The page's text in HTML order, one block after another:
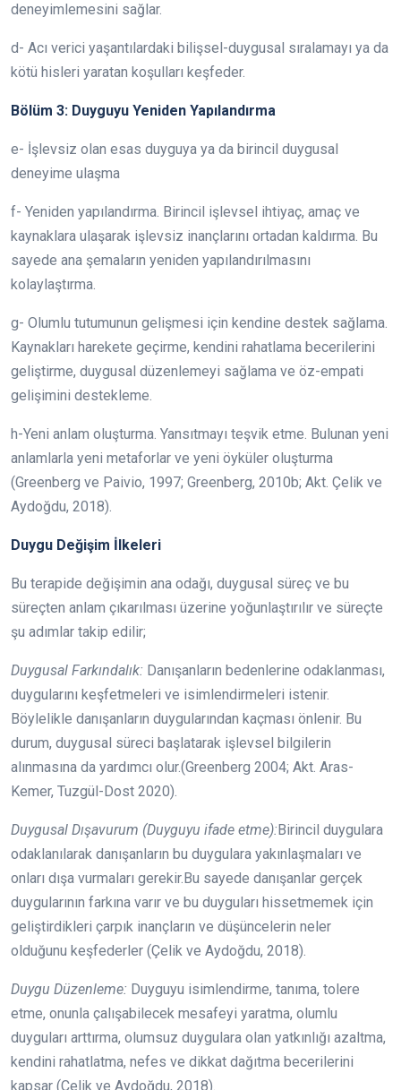
deneyimlemesini sağlar.
d- Acı verici yaşantılardaki bilişsel-duygusal sıralamayı ya da
kötü hisleri yaratan koşulları keşfeder.
Bölüm 3: Duyguyu Yeniden Yapılandırma
e- İşlevsiz olan esas duyguya ya da birincil duygusal
deneyime ulaşma
f- Yeniden yapılandırma. Birincil işlevsel ihtiyaç, amaç ve
kaynaklara ulaşarak işlevsiz inançlarını ortadan kaldırma. Bu
sayede ana şemaların yeniden yapılandırılmasını
kolaylaştırma.
g- Olumlu tutumunun gelişmesi için kendine destek sağlama.
Kaynakları harekete geçirme, kendini rahatlama becerilerini
geliştirme, duygusal düzenlemeyi sağlama ve öz-empati
gelişimini destekleme.
h-Yeni anlam oluşturma. Yansıtmayı teşvik etme. Bulunan yeni
anlamlarla yeni metaforlar ve yeni öyküler oluşturma
(Greenberg ve Paivio, 1997; Greenberg, 2010b; Akt. Çelik ve
Aydoğdu, 2018).
Duygu Değişim İlkeleri
Bu terapide değişimin ana odağı, duygusal süreç ve bu
süreçten anlam çıkarılması üzerine yoğunlaştırılır ve süreçte
şu adımlar takip edilir;
Duygusal Farkındalık: Danışanların bedenlerine odaklanması,
duygularını keşfetmeleri ve isimlendirmeleri istenir.
Böylelikle danışanların duygularından kaçması önlenir. Bu
durum, duygusal süreci başlatarak işlevsel bilgilerin
alınmasına da yardımcı olur.(Greenberg 2004; Akt. Aras-
Kemer, Tuzgül-Dost 2020).
Duygusal Dışavurum (Duyguyu ifade etme): Birincil duygulara
odaklanılarak danışanların bu duygulara yakınlaşmaları ve
onları dışa vurmaları gerekir.Bu sayede danışanlar gerçek
duygularının farkına varır ve bu duyguları hissetmemek için
geliştirdikleri çarpık inançların ve düşüncelerin neler
olduğunu keşfederler (Çelik ve Aydoğdu, 2018).
Duygu Düzenleme: Duyguyu isimlendirme, tanıma, tolere
etme, onunla çalışabilecek mesafeyi yaratma, olumlu
duyguları arttırma, olumsuz duygulara olan yatkınlığı azaltma,
kendini rahatlatma, nefes ve dikkat dağıtma becerilerini
kapsar (Çelik ve Aydoğdu, 2018).